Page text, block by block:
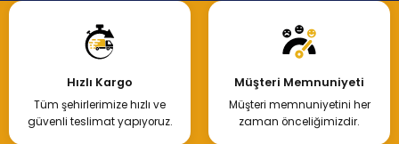
Hızlı Kargo
Tüm şehirlerimize hızlı ve
güvenli teslimat yapıyoruz.
Müşteri Memnuniyeti
Müşteri memnuniyetini her
zaman önceliğimizdir.